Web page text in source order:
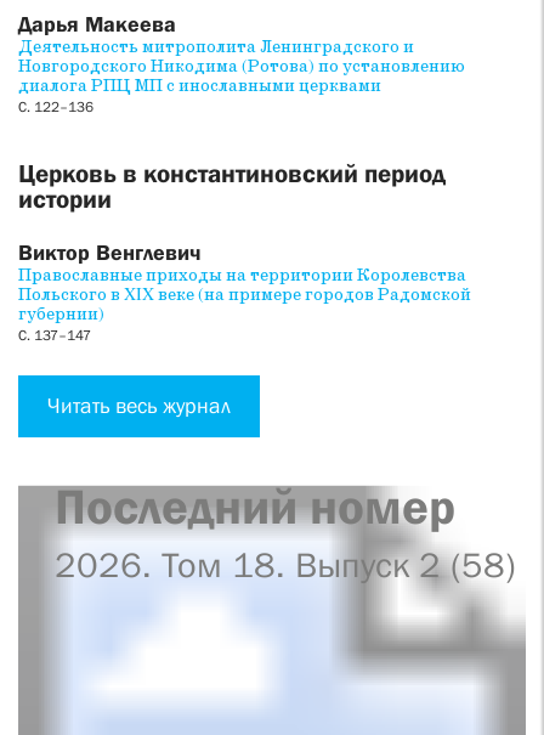
Дарья Макеева
Деятельность митрополита Ленинградского и
Новгородского Никодима (Ротова) по установлению
диалога РПЦ МП с инославными церквами
С. 122–136
Церковь в константиновский период
истории
Виктор Венглевич
Православные приходы на территории Королевства
Польского в XIX веке (на примере городов Радомской
губернии)
С. 137–147
Читать весь журнал
Последний номер
2026. Том 18. Выпуск 2 (58)